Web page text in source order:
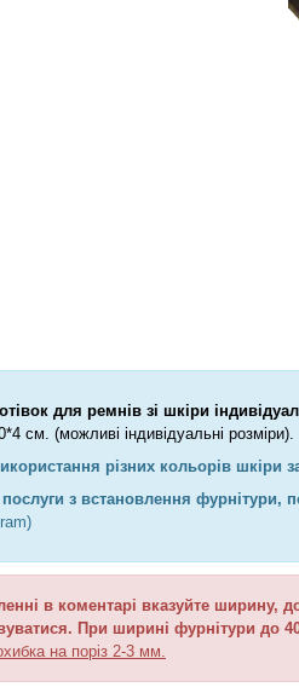
для ремнів зі шкіри
см. (можливі індивідуальні розміри).
різних кольорів шкіри
з встановлення фурнітури,
в коментарі вказуйте ширину,
При ширині фурнітури
на поріз 2-3 мм.